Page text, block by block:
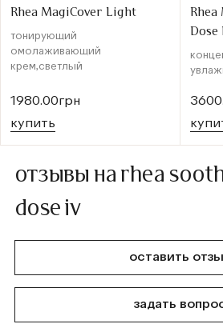
Rhea MagiCover Light
тонирующий
омолаживающий
крем,светлый
1980.00грн
купить
Dose I
отзывы на rhea
dose iv
оставить
задать